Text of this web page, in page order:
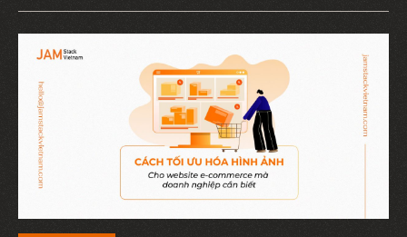
phát triển lâu dài của doanh nghiệp.